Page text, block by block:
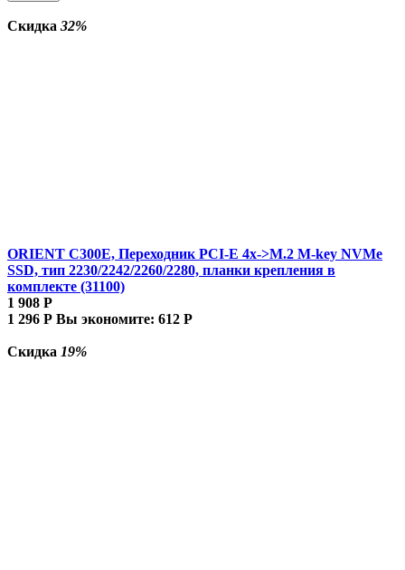
Скидка 32%
ORIENT C300E, Переходник PCI-E 4x->M.2 M-key NVMe
SSD, тип 2230/2242/2260/2280, планки крепления в
комплекте (31100)
1 908 Р
1 296 Р Вы экономите: 612 Р
Скидка 19%